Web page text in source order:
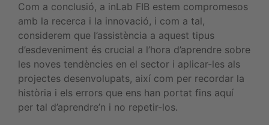
Com a conclusió, a inLab FIB estem compromesos
amb la recerca i la innovació, i com a tal,
considerem que l’assistència a aquest tipus
d’esdeveniment és crucial a l’hora d’aprendre sobre
les noves tendències en el sector i aplicar-les als
projectes desenvolupats, així com per recordar la
història i els errors que ens han portat fins aquí
per tal d’aprendre’n i no repetir-los.